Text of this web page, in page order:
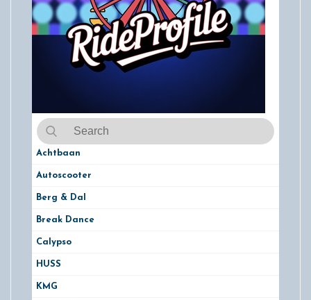
Achtbaan
Autoscooter
Berg & Dal
Break Dance
Calypso
HUSS
KMG